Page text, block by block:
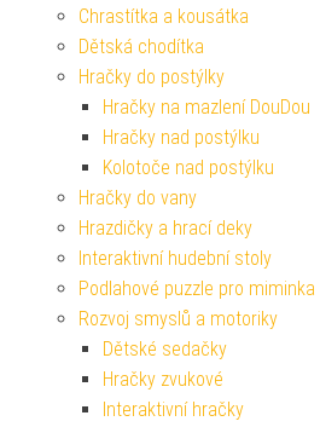
Chrastítka a kousátka
Dětská chodítka
Hračky do postýlky
Hračky na mazlení DouDou
Hračky nad postýlku
Kolotoče nad postýlku
Hračky do vany
Hrazdičky a hrací deky
Interaktivní hudební stoly
Podlahové puzzle pro miminka
Rozvoj smyslů a motoriky
Dětské sedačky
Hračky zvukové
Interaktivní hračky